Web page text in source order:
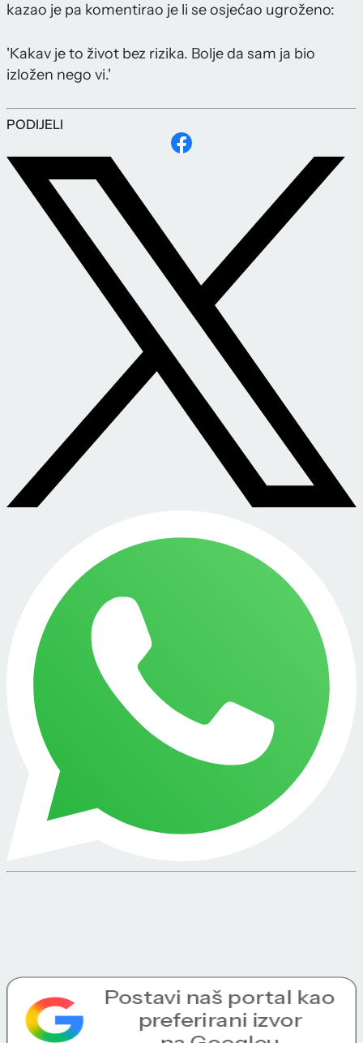
kazao je pa komentirao je li se osjećao ugroženo:
'Kakav je to život bez rizika. Bolje da sam ja bio
izložen nego vi.'
PODIJELI